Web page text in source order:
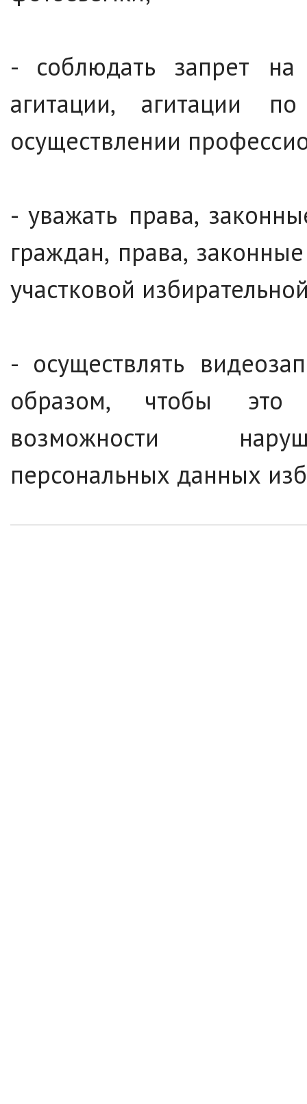
- соблюдать запрет
агитации, агитации
осуществлении
- уважать права,
граждан, права,
участковой
- осуществлять
образом, чтобы это
возможности
персональных данных